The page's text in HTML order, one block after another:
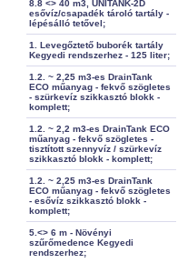
8.8 <> 40 m3, UNITANK-2D
esővíz/csapadék tároló tartály -
lépésálló tetővel;
1. Levegőztető buborék tartály
Kegyedi rendszerhez - 125 liter;
1.2. ~ 2,25 m3-es DrainTank
ECO műanyag - fekvő szögletes
- szürkevíz szikkasztó blokk -
komplett;
1.2. ~ 2,2 m3-es DrainTank ECO
műanyag - fekvő szögletes -
tisztított szennyvíz / szürkevíz
szikkasztó blokk - komplett;
1.2. ~ 2,25 m3-es DrainTank
ECO műanyag - fekvő szögletes
- esővíz szikkasztó blokk -
komplett;
5.<> 6 m - Növényi
szűrőmedence Kegyedi
rendszerhez;